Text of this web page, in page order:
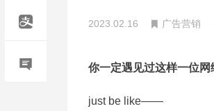
2023.02.16 广告营销
你一定遇见过这样一位
just be like——